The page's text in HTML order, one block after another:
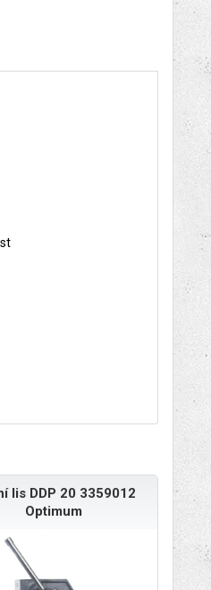
lis DDP 20 3359012
Optimum